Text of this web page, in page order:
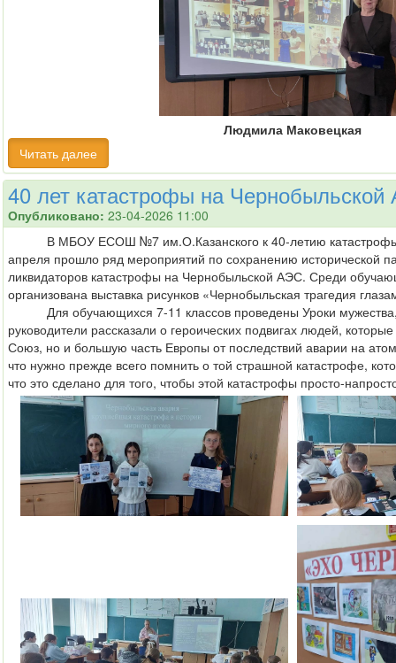
Людмила Маковецкая
Читать далее
40 лет катастрофы на
Опубликовано: 23-04-2026 11:00
В МБОУ ЕСОШ №7 им.О.Казанского к 40-летию катастрофы
апреля прошло ряд мероприятий по сохранению исторической
ликвидаторов катастрофы на Чернобыльской АЭС. Среди
организована выставка рисунков «Чернобыльская трагедия
Для обучающихся 7-11 классов проведены Уроки мужества,
руководители рассказали о героических подвигах людей,
Союз, но и большую часть Европы от последствий аварии на
что нужно прежде всего помнить о той страшной катастрофе,
что это сделано для того, чтобы этой катастрофы просто-